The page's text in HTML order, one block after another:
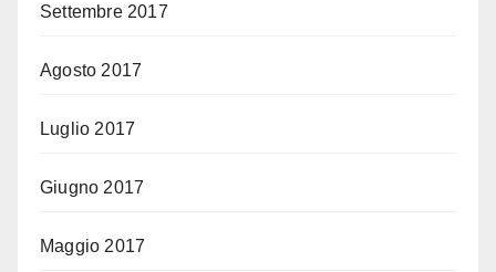
Settembre 2017
Agosto 2017
Luglio 2017
Giugno 2017
Maggio 2017